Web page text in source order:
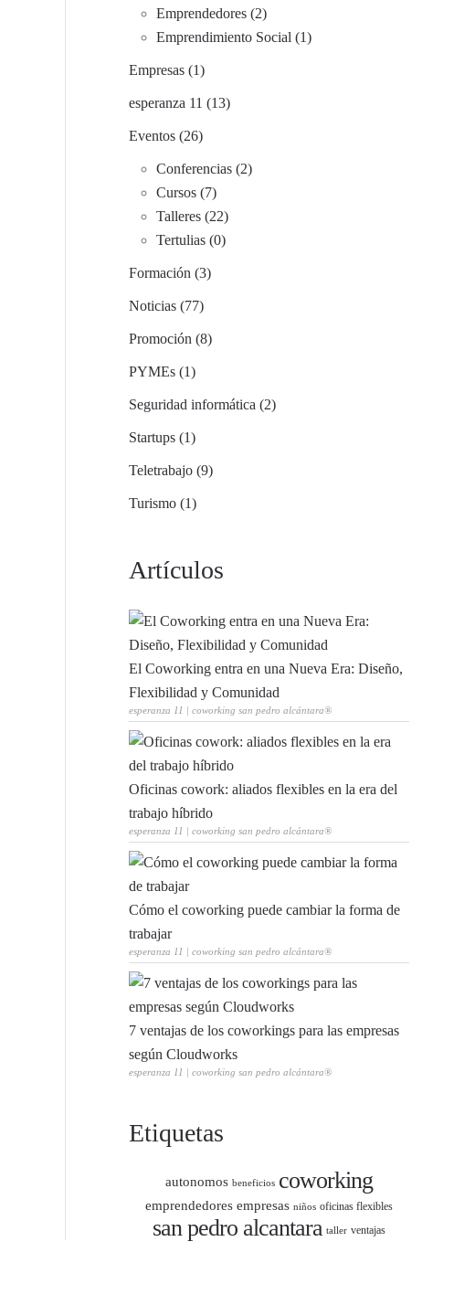
Emprendedores (2)
Emprendimiento Social (1)
Empresas (1)
esperanza 11 (13)
Eventos (26)
Conferencias (2)
Cursos (7)
Talleres (22)
Tertulias (0)
Formación (3)
Noticias (77)
Promoción (8)
PYMEs (1)
Seguridad informática (2)
Startups (1)
Teletrabajo (9)
Turismo (1)
Artículos
El Coworking entra en una Nueva Era: Diseño,
Flexibilidad y Comunidad
esperanza 11 | coworking san pedro alcántara®
Oficinas cowork: aliados flexibles en la era del
trabajo híbrido
esperanza 11 | coworking san pedro alcántara®
Cómo el coworking puede cambiar la forma de
trabajar
esperanza 11 | coworking san pedro alcántara®
7 ventajas de los coworkings para las empresas
según Cloudworks
esperanza 11 | coworking san pedro alcántara®
Etiquetas
autonomos beneficios coworking
emprendedores empresas niños oficinas flexibles
san pedro alcantara taller ventajas